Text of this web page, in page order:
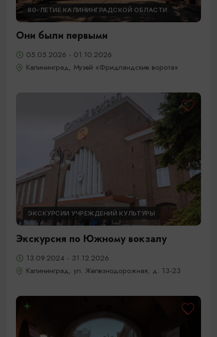
80-ЛЕТИЕ КАЛИНИНГРАДСКОЙ ОБЛАСТИ
Они были первыми
05.05.2026 - 01.10.2026
Калининград, Музей «Фридландские ворота»
ЭКСКУРСИИ УЧРЕЖДЕНИЙ КУЛЬТУРЫ
Экскурсия по Южному вокзалу
13.09.2024 - 31.12.2026
Калининград, ул. Железнодорожная, д. 13-23